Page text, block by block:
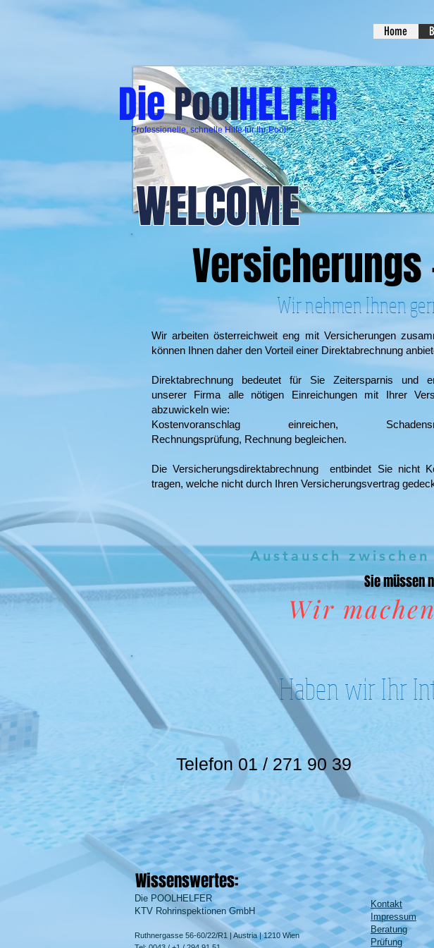
Home
DiePoolHELFER
Professionelle, schnelle Hilfe für Ihr Pool!
WELCOME
Wir nehmen Ihnen
Wir arbeiten österreichweit eng mit Versicherungen
können Ihnen daher den Vorteil einer Direktabrechnung
Direktabrechnung bedeutet für Sie Zeitersparnis und
unserer Firma alle nötigen Einreichungen mit Ihrer
abzuwickeln wie:
Kostenvoranschlag einreichen,
Rechnungsprüfung, Rechnung begleichen.
Die Versicherungsdirektabrechnung entbindet Sie nicht
tragen, welche nicht durch Ihren Versicherungsvertrag
Austausch
Sie müssen
Wir
Haben wir Ihr
Telefon 01 / 271 90 39
Wissenswertes:
Die POOLHELFER
KTV Rohrinspektionen GmbH
Ruthnergasse 56-60/22/R1 | Austria | 1210 Wien
Kontakt
Impressum
Beratung
Prüfung